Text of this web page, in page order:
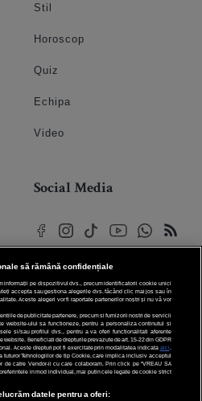
Stil
Horoscop
Quiz
Echipa
Video
Social Media
© 2026 Internet Corp SRL
Toate drepturile rezervate
să rămână confidențiale
informații pe dispozitivul dvs., precum identificatorii cookie unici
accepta sau gestiona alegerile dvs. făcând clic mai jos sau în
Aceste alegeri vor fi raportate partenerilor noștri și nu vă vor
de publicitate partenere, precum si furnizorii nostri de servicii
website-ului sa functioneze, pentru a personaliza continutul si
si/sau profilul dvs., pentru a va oferi functionalitati aferente
Beneficiati de drepturile prevazute de art. 15-22 din GDPR
Aceste drepturi pot fi exercitate prin modalitatea indicata aici
tuturor Tehnologiilor de tip Cookie, care implica inclusiv acceptul
catre Vendor-ii cu care colaboram. Prin click pe “VREAU SA
in mod individual, mai putin cele legate de cookie strict
datele pentru a oferi: